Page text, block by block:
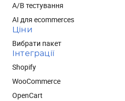
А/В тестування
AI для ecommerces
Ціни
Вибрати пакет
Інтеграції
Shopify
WooCommerce
OpenCart